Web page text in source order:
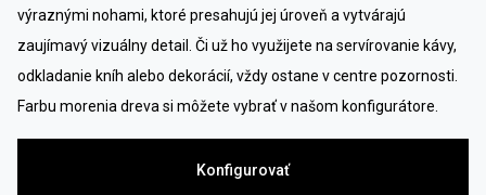
výraznými nohami, ktoré presahujú jej úroveň a vytvárajú
zaujímavý vizuálny detail. Či už ho využijete na servírovanie kávy,
odkladanie kníh alebo dekorácií, vždy ostane v centre pozornosti.
Farbu morenia dreva si môžete vybrať v našom konfigurátore.
Konfigurovať